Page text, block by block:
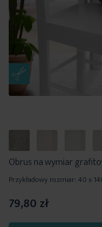
Obrus na wymiar
Przykładowy rozmiar: 40 x
79,80 zł